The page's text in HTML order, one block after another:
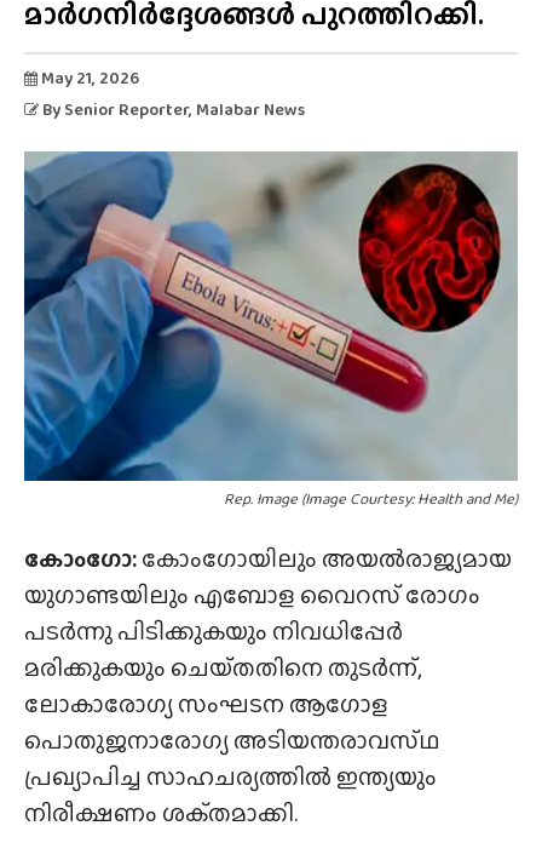
മാർഗനിർദ്ദേശങ്ങൾ പുറത്തിറക്കി.
May 21, 2026
By Senior Reporter, Malabar News
Rep. Image (Image Courtesy: Health and Me)
കോംഗോ:കോംഗോയിലും അയൽരാജ്യമായ
യുഗാണ്ടയിലും എബോള വൈറസ് രോഗം
പടർന്നു പിടിക്കുകയും നിവധിപ്പേർ
മരിക്കുകയും ചെയ്‌തതിനെ തുടർന്ന്,
ലോകാരോഗ്യ സംഘടന ആഗോള
പൊതുജനാരോഗ്യ അടിയന്തരാവസ്‌ഥ
പ്രഖ്യാപിച്ച സാഹചര്യത്തിൽ ഇന്ത്യയും
നിരീക്ഷണം ശക്‌തമാക്കി.